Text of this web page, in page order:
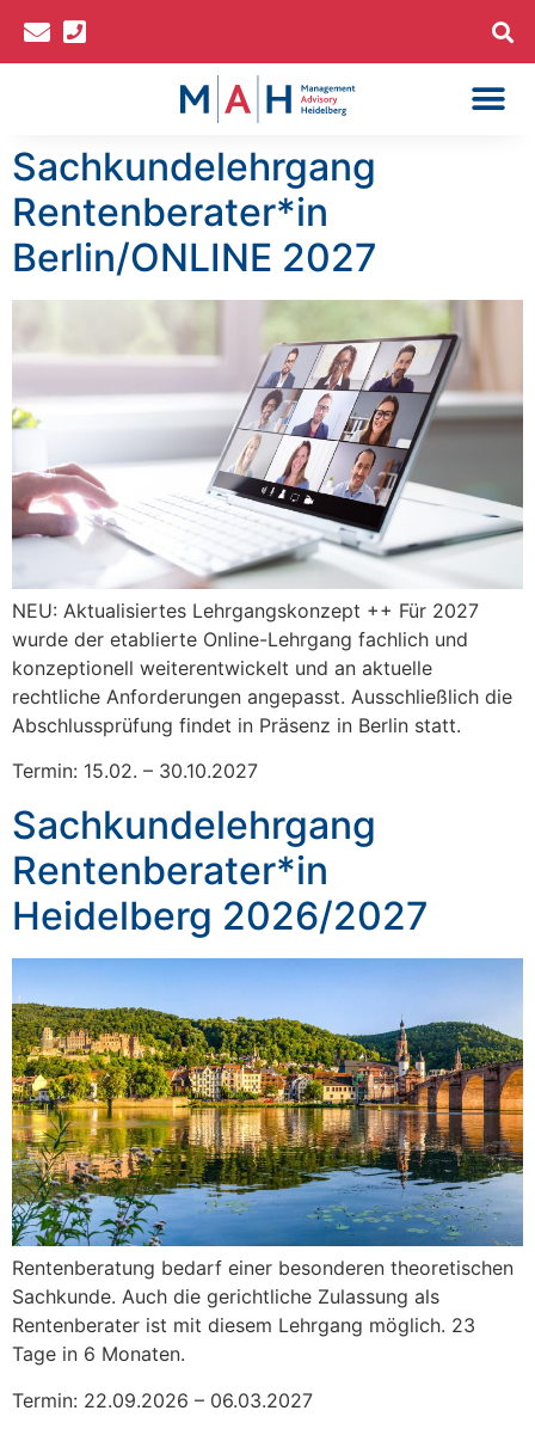
springen
Sachkundelehrgang
Rentenberater*in
Berlin/ONLINE 2027
NEU: Aktualisiertes Lehrgangskonzept ++ Für 2027
wurde der etablierte Online-Lehrgang fachlich und
konzeptionell weiterentwickelt und an aktuelle
rechtliche Anforderungen angepasst. Ausschließlich die
Abschlussprüfung findet in Präsenz in Berlin statt.
Termin: 15.02. – 30.10.2027
Sachkundelehrgang
Rentenberater*in
Heidelberg 2026/2027
Rentenberatung bedarf einer besonderen theoretischen
Sachkunde. Auch die gerichtliche Zulassung als
Rentenberater ist mit diesem Lehrgang möglich. 23
Tage in 6 Monaten.
Termin: 22.09.2026 – 06.03.2027